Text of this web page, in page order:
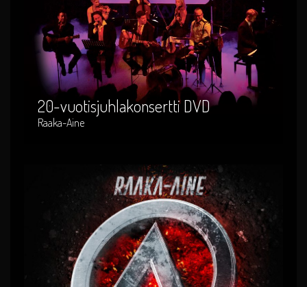
20-vuotisjuhlakonsertti DVD
Raaka-Aine
20-vuotisjuhlakonsertti DVD
Artist : Raaka-Aine
Release Date : 2016-08-01
Genre : suomi-rock
Produced By : RADVD-002